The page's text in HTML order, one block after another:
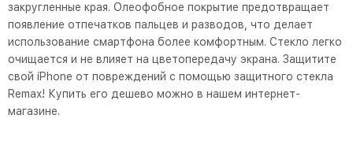
закругленные края. Олеофобное покрытие предотвращает
появление отпечатков пальцев и разводов, что делает
использование смартфона более комфортным. Стекло легко
очищается и не влияет на цветопередачу экрана. Защитите
свой iPhone от повреждений с помощью защитного стекла
Remax! Купить его дешево можно в нашем интернет-
магазине.